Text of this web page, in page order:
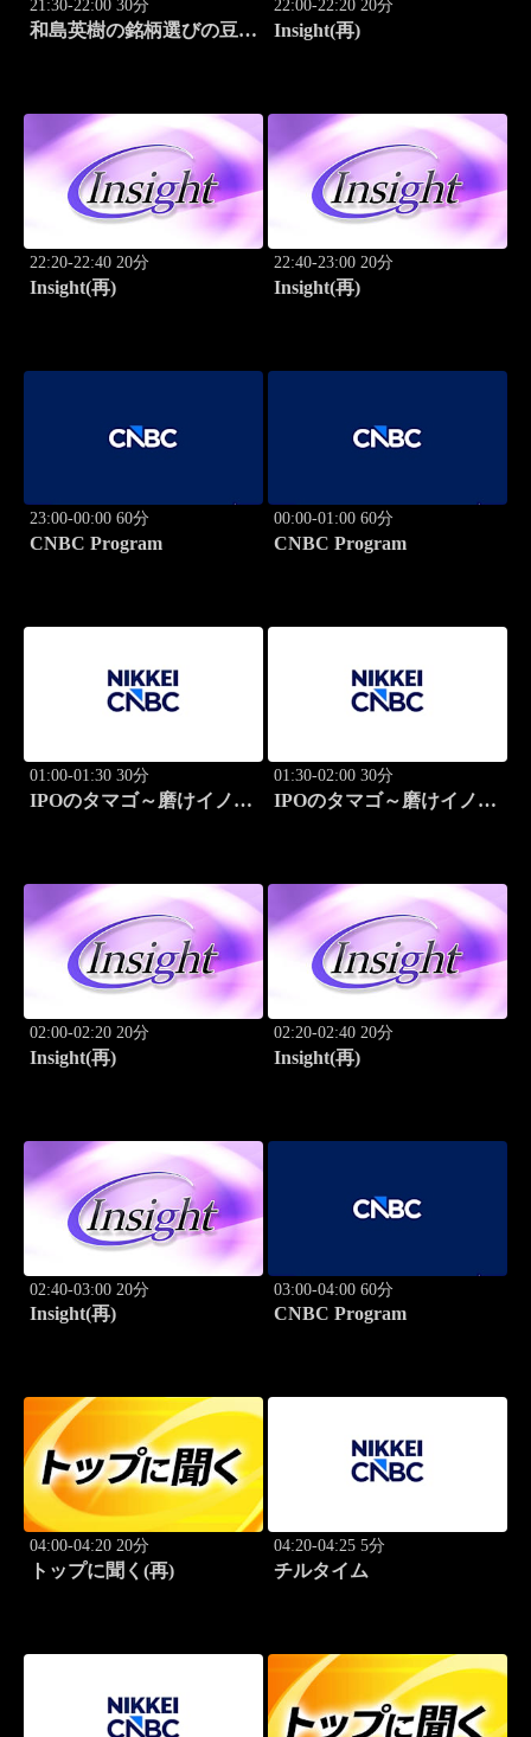
21:30-22:00 30分
和島英樹の銘柄選びの豆知
22:00-22:20 20分
Insight(再)
22:20-22:40 20分
Insight(再)
22:40-23:00 20分
Insight(再)
23:00-00:00 60分
CNBC Program
00:00-01:00 60分
CNBC Program
01:00-01:30 30分
IPOのタマゴ～磨けイノベ
01:30-02:00 30分
IPOのタマゴ～磨けイノベ
02:00-02:20 20分
Insight(再)
02:20-02:40 20分
Insight(再)
02:40-03:00 20分
Insight(再)
03:00-04:00 60分
CNBC Program
04:00-04:20 20分
トップに聞く(再)
04:20-04:25 5分
チルタイム